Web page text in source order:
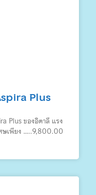
Plus
Plus ของอิตาลี แรง
ษเพียง …..9,800.00